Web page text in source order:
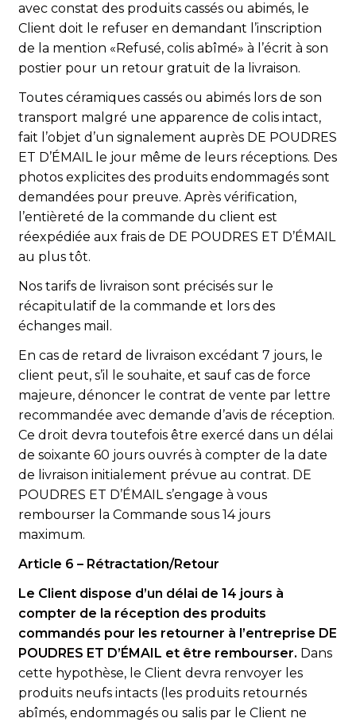
avec constat des produits cassés ou abimés, le
Client doit le refuser en demandant l’inscription
de la mention «Refusé, colis abîmé» à l’écrit à son
postier pour un retour gratuit de la livraison.
Toutes céramiques cassés ou abimés lors de son
transport malgré une apparence de colis intact,
fait l’objet d’un signalement auprès DE POUDRES
ET D’ÉMAIL le jour même de leurs réceptions. Des
photos explicites des produits endommagés sont
demandées pour preuve. Après vérification,
l’entièreté de la commande du client est
réexpédiée aux frais de DE POUDRES ET D’ÉMAIL
au plus tôt.
Nos tarifs de livraison sont précisés sur le
récapitulatif de la commande et lors des
échanges mail.
En cas de retard de livraison excédant 7 jours, le
client peut, s’il le souhaite, et sauf cas de force
majeure, dénoncer le contrat de vente par lettre
recommandée avec demande d’avis de réception.
Ce droit devra toutefois être exercé dans un délai
de soixante 60 jours ouvrés à compter de la date
de livraison initialement prévue au contrat. DE
POUDRES ET D’ÉMAIL s’engage à vous
rembourser la Commande sous 14 jours
maximum.
Article 6 – Rétractation/Retour
Le Client dispose d’un délai de 14 jours à
compter de la réception des produits
commandés pour les retourner à l’entreprise DE
POUDRES ET D’ÉMAIL et être rembourser. Dans
cette hypothèse, le Client devra renvoyer les
produits neufs intacts (les produits retournés
abîmés, endommagés ou salis par le Client ne